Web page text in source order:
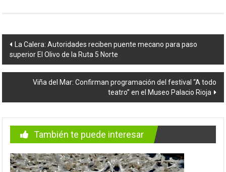
Navegación
de
entradas
La Calera: Autoridades reciben puente mecano para paso
superior El Olivo de la Ruta 5 Norte
Viña del Mar: Confirman programación del festival “A todo
teatro” en el Museo Palacio Rioja
También te puede interesar